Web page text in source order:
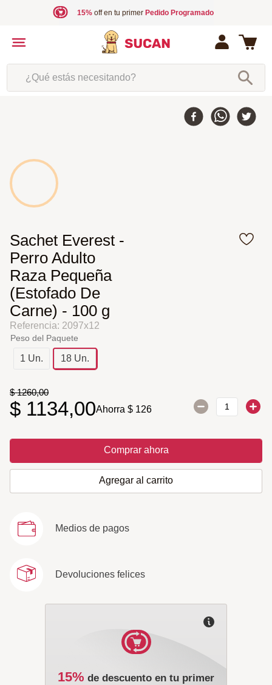
15%off en tu primer Pedido Programado
¿Qué estás necesitando?
-10 %
Sachet Everest -
Perro Adulto
Raza Pequeña
(Estofado De
Carne) - 100 g
Referencia: 2097x12
Peso del Paquete
1 Un. 18 Un.
$ 1260,00
$ 1134,00Ahorra$ 126
Comprar ahora
Agregar al carrito
Medios de pagos
Devoluciones felices
15% de descuento en tu primer